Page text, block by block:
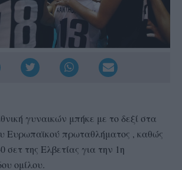
γυναικών μπήκε με το δεξί στα
Ευρωπαϊκού πρωταθλήματος , καθώς
σετ της Ελβετίας για την 1η
ομίλου.